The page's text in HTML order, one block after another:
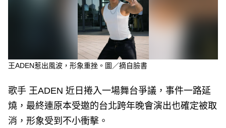
王ADEN惹出風波，形象重挫。圖／摘自臉書
歌手 王ADEN 近日捲入一場舞台爭議，事件一路延
燒，最終連原本受邀的台北跨年晚會演出也確定被取
消，形象受到不小衝擊。